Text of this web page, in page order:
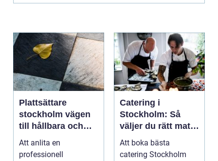
Plattsättare
stockholm vägen
till hållbara och
vackra ytor
hemma
Att anlita en
professionell
Catering i
Stockholm: Så
väljer du rätt mat
till ditt evenemang
Att boka bästa
catering Stockholm